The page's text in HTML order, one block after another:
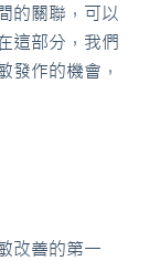
的關聯，可以
這部分，我們
發作的機會，
改善的第一